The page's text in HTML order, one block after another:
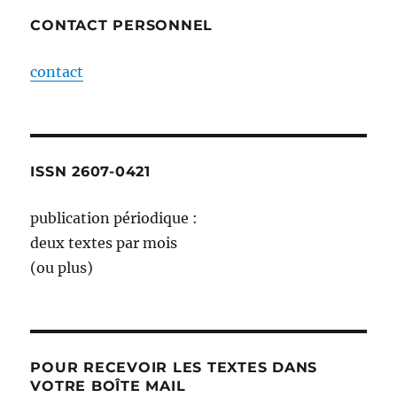
CONTACT PERSONNEL
contact
ISSN 2607-0421
publication périodique :
deux textes par mois
(ou plus)
POUR RECEVOIR LES TEXTES DANS
VOTRE BOÎTE MAIL